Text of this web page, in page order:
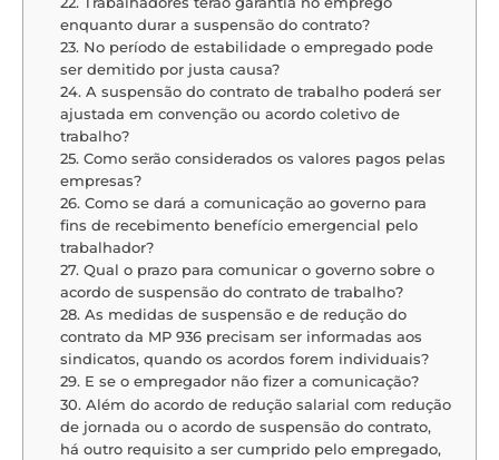
enquanto durar a suspensão do contrato?
23. No período de estabilidade o empregado pode
ser demitido por justa causa?
24. A suspensão do contrato de trabalho poderá ser
ajustada em convenção ou acordo coletivo de
trabalho?
25. Como serão considerados os valores pagos pelas
empresas?
26. Como se dará a comunicação ao governo para
fins de recebimento benefício emergencial pelo
trabalhador?
27. Qual o prazo para comunicar o governo sobre o
acordo de suspensão do contrato de trabalho?
28. As medidas de suspensão e de redução do
contrato da MP 936 precisam ser informadas aos
sindicatos, quando os acordos forem individuais?
29. E se o empregador não fizer a comunicação?
30. Além do acordo de redução salarial com redução
de jornada ou o acordo de suspensão do contrato,
há outro requisito a ser cumprido pelo empregado,